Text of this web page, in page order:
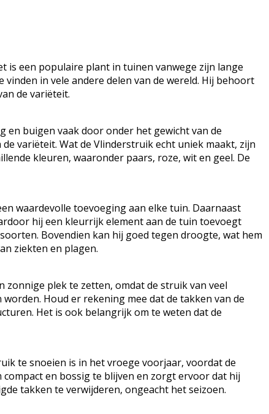
is een populaire plant in tuinen vanwege zijn lange
in vele andere delen van de wereld. Hij behoort
de variëteit.
en buigen vaak door onder het gewicht van de
variëteit. Wat de Vlinderstruik echt uniek maakt, zijn
kleuren, waaronder paars, roze, wit en geel. De
waardevolle toevoeging aan elke tuin. Daarnaast
hij een kleurrijk element aan de tuin toevoegt
Bovendien kan hij goed tegen droogte, wat hem
ziekten en plagen.
zonnige plek te zetten, omdat de struik van veel
Houd er rekening mee dat de takken van de
Het is ook belangrijk om te weten dat de
te snoeien is in het vroege voorjaar, voordat de
en bossig te blijven en zorgt ervoor dat hij
takken te verwijderen, ongeacht het seizoen.